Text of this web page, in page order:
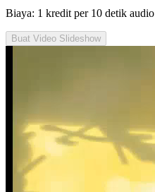
Biaya: 1 kredit per 10 detik audio
Buat Video Slideshow